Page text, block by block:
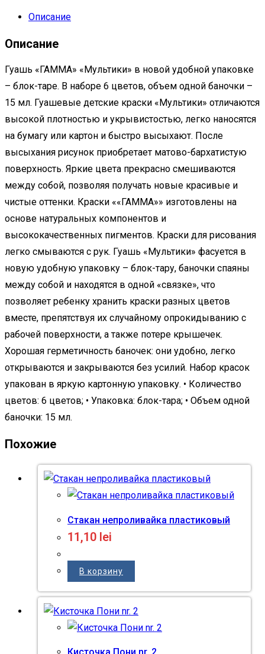
Описание
Описание
Гуашь «ГАММА» «Мультики» в новой удобной упаковке
– блок-таре. В наборе 6 цветов, объем одной баночки –
15 мл. Гуашевые детские краски «Мультики» отличаются
высокой плотностью и укрывистостью, легко наносятся
на бумагу или картон и быстро высыхают. После
высыхания рисунок приобретает матово-бархатистую
поверхность. Яркие цвета прекрасно смешиваются
между собой, позволяя получать новые красивые и
чистые оттенки. Краски ««ГАММА»» изготовлены на
основе натуральных компонентов и
высококачественных пигментов. Краски для рисования
легко смываются с рук. Гуашь «Мультики» фасуется в
новую удобную упаковку – блок-тару, баночки спаяны
между собой и находятся в одной «связке», что
позволяет ребенку хранить краски разных цветов
вместе, препятствуя их случайному опрокидыванию с
рабочей поверхности, а также потере крышечек.
Хорошая герметичность баночек: они удобно, легко
открываются и закрываются без усилий. Набор красок
упакован в яркую картонную упаковку. • Количество
цветов: 6 цветов; • Упаковка: блок-тара; • Объем одной
баночки: 15 мл.
Похожие
Стакан непроливайка пластиковый
11,10 lei
В корзину